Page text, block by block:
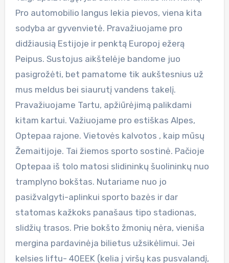
Pro automobilio langus lekia pievos, viena kita
sodyba ar gyvenvietė. Pravažiuojame pro
didžiausią Estijoje ir penktą Europoj ežerą
Peipus. Sustojus aikštelėje bandome juo
pasigrožėti, bet pamatome tik aukštesnius už
mus meldus bei siaurutį vandens takelį.
Pravažiuojame Tartu, apžiūrėjimą palikdami
kitam kartui. Važiuojame pro estiškas Alpes,
Optepaa rajone. Vietovės kalvotos , kaip mūsų
Žemaitijoje. Tai žiemos sporto sostinė. Pačioje
Optepaa iš tolo matosi slidininkų šuolininkų nuo
tramplyno bokštas. Nutariame nuo jo
pasižvalgyti-aplinkui sporto bazės ir dar
statomas kažkoks panašaus tipo stadionas,
slidžių trasos. Prie bokšto žmonių nėra, vieniša
mergina pardavinėja bilietus užsikėlimui. Jei
kelsies liftu- 40EEK (kelia į viršų kas pusvalandį,